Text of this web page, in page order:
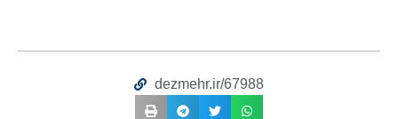
dezmehr.ir/67988